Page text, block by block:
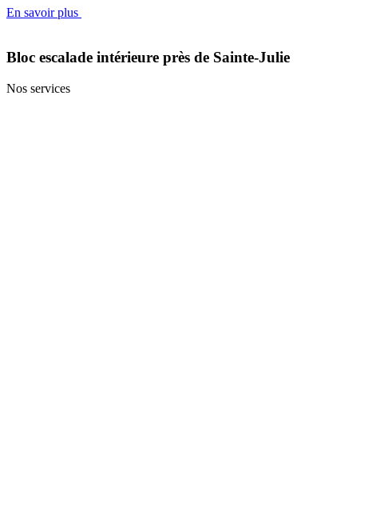
En savoir plus
Bloc escalade intérieure près de Sainte-Julie
Nos services